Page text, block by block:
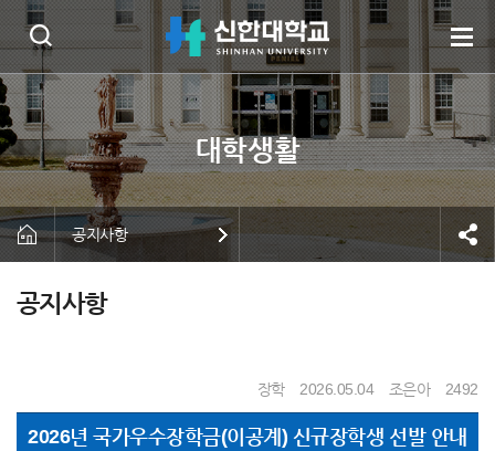
공지사항
공지사항
장학 2026.05.04 조은아 2492
2026년 국가우수장학금(이공계) 신규장학생 선발 안내